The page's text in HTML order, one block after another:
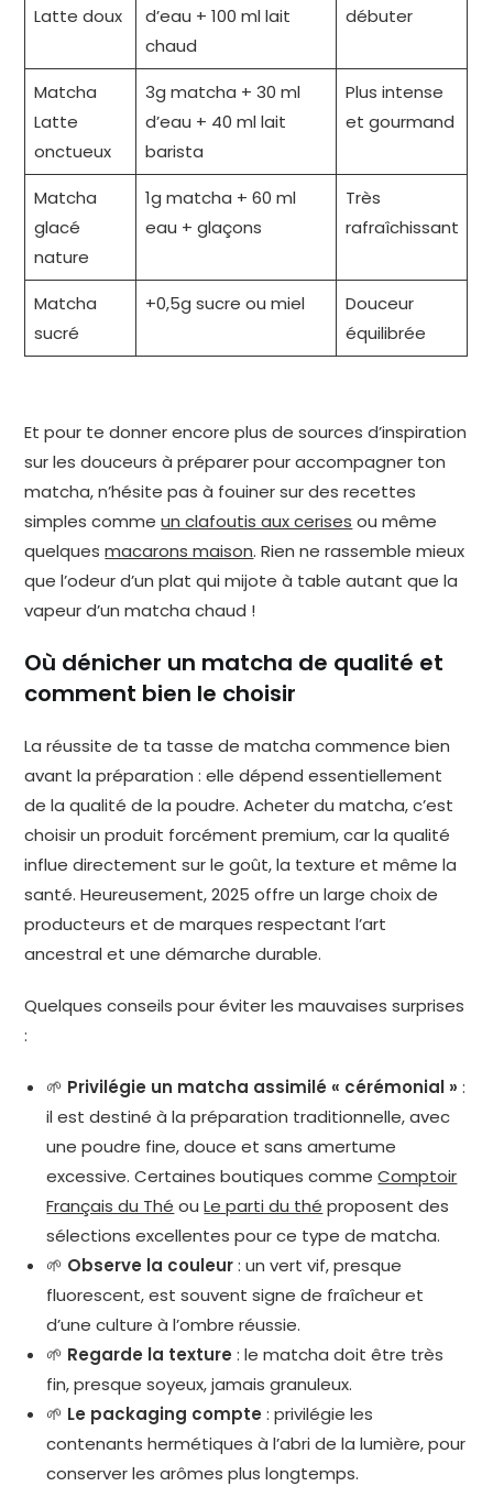
Latte doux
d’eau + 100 ml lait
chaud
débuter
Matcha
Latte
onctueux
3g matcha + 30 ml
d’eau + 40 ml lait
barista
Plus intense
et gourmand
Matcha
glacé
nature
1g matcha + 60 ml
eau + glaçons
Très
rafraîchissant
Matcha
sucré
+0,5g sucre ou miel
Douceur
équilibrée
Et pour te donner encore plus de sources d’inspiration
sur les douceurs à préparer pour accompagner ton
matcha, n’hésite pas à fouiner sur des recettes
simples commeun clafoutis aux cerises ou même
quelquesmacarons maison. Rien ne rassemble mieux
que l’odeur d’un plat qui mijote à table autant que la
vapeur d’un matcha chaud !
Où dénicher un matcha de qualité et
comment bien le choisir
La réussite de ta tasse de matcha commence bien
avant la préparation : elle dépend essentiellement
de la qualité de la poudre. Acheter du matcha, c’est
choisir un produit forcément premium, car la qualité
influe directement sur le goût, la texture et même la
santé. Heureusement, 2025 offre un large choix de
producteurs et de marques respectant l’art
ancestral et une démarche durable.
Quelques conseils pour éviter les mauvaises surprises
:
🌱 Privilégie un matcha assimilé « cérémonial » :
il est destiné à la préparation traditionnelle, avec
une poudre fine, douce et sans amertume
excessive. Certaines boutiques commeComptoir
Français du Thé ouLe parti du thé proposent des
sélections excellentes pour ce type de matcha.
🌱 Observe la couleur: un vert vif, presque
fluorescent, est souvent signe de fraîcheur et
d’une culture à l’ombre réussie.
🌱 Regarde la texture : le matcha doit être très
fin, presque soyeux, jamais granuleux.
🌱 Le packaging compte : privilégie les
contenants hermétiques à l’abri de la lumière, pour
conserver les arômes plus longtemps.